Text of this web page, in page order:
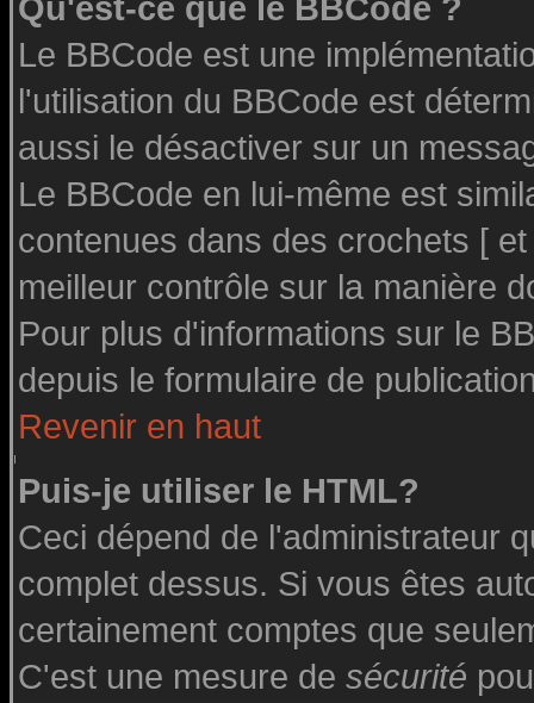
Qu'est-ce que le BBCode ?
Le BBCode est une
l'utilisation du BBCode est
aussi le désactiver sur un
Le BBCode en lui-même est
contenues dans des crochets [
meilleur contrôle sur la manière
Pour plus d'informations sur le
depuis le formulaire de
Revenir en haut
Puis-je utiliser le HTML?
Ceci dépend de l'administrateur
complet dessus. Si vous êtes
certainement comptes que
C'est une mesure de sécurité